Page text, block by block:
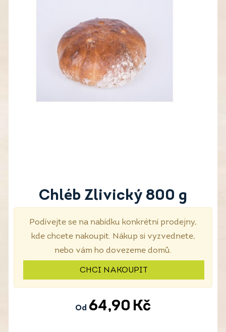
Chléb Zlivický 800 g
Podívejte se na nabídku konkrétní prodejny,
kde chcete nakoupit. Nákup si vyzvednete,
nebo vám ho dovezeme domů.
CHCI NAKOUPIT
Od 64,90 Kč